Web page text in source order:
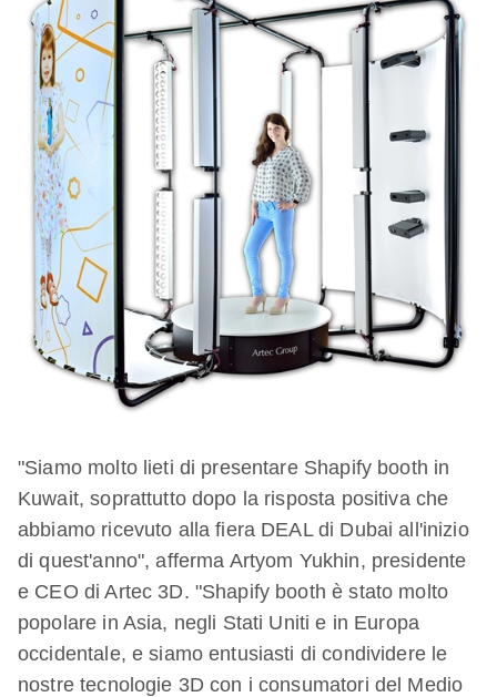
"Siamo molto lieti di presentare Shapify booth in
Kuwait, soprattutto dopo la risposta positiva che
abbiamo ricevuto alla fiera DEAL di Dubai all'inizio
di quest'anno", afferma Artyom Yukhin, presidente
e CEO di Artec 3D. "Shapify booth è stato molto
popolare in Asia, negli Stati Uniti e in Europa
occidentale, e siamo entusiasti di condividere le
nostre tecnologie 3D con i consumatori del Medio